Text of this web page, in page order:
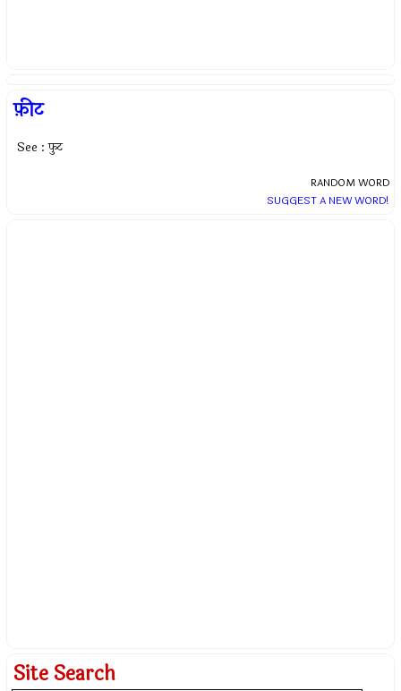
फ़ीट
See : फुट
RANDOM WORD
SUGGEST A NEW WORD!
Site Search